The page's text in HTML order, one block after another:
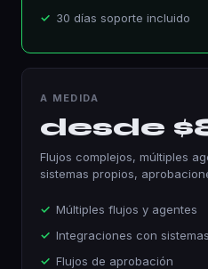
30 días soporte incluido
A MEDIDA
desde
Flujos complejos, múltiples
sistemas propios,
Múltiples flujos y agentes
Integraciones con
Flujos de aprobación